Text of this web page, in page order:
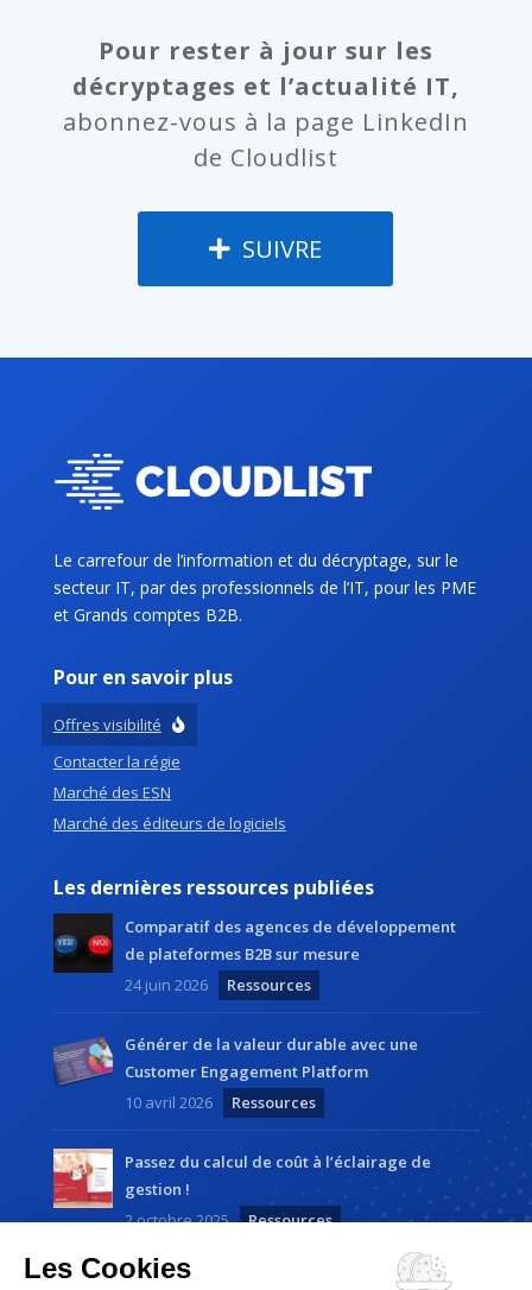
Pour rester à jour sur les
décryptages et l’actualité IT,
abonnez-vous à la page LinkedIn
de Cloudlist
SUIVRE
Le carrefour de l’information et du décryptage, sur le
secteur IT, par des professionnels de l’IT, pour les PME
et Grands comptes B2B.
Pour en savoir plus
Offres visibilité
Contacter la régie
Marché des ESN
Marché des éditeurs de logiciels
Les dernières ressources publiées
Comparatif des agences de développement
de plateformes B2B sur mesure
24 juin 2026
Ressources
Générer de la valeur durable avec une
Customer Engagement Platform
10 avril 2026
Ressources
Passez du calcul de coût à l’éclairage de
gestion !
2 octobre 2025
Ressources
Les Cookies